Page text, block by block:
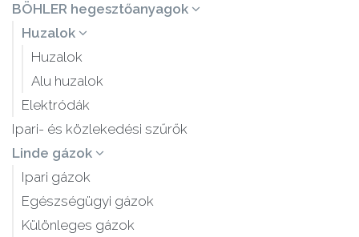
BÖHLER hegesztőanyagok
Huzalok
Huzalok
Alu huzalok
Elektródák
Ipari- és közlekedési szűrők
Linde gázok
Ipari gázok
Egészségügyi gázok
Különleges gázok